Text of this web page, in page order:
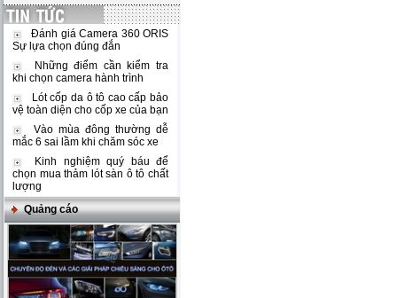
Đánh giá Camera 360 ORIS
Sự lựa chọn đúng đắn
Những điểm cần kiểm tra
khi chọn camera hành trình
Lót cốp da ô tô cao cấp bảo
vệ toàn diện cho cốp xe của bạn
Vào mùa đông thường dễ
mắc 6 sai lầm khi chăm sóc xe
Kinh nghiệm quý báu để
chọn mua thảm lót sàn ô tô chất
lượng
Quảng cáo